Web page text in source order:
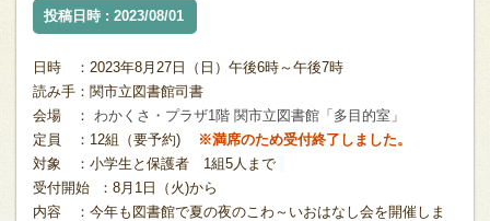
投稿日時 : 2023/08/01
日時 ：2023年8月27日（日）午後6時～午後7時
読み手：関市立図書館司書
会場 ： わかくさ・プラザ1階 関市立図書館「多目的室」
定員 ：12組（要予約)
※満席のため受付終了しました。
対象 ：小学生と保護者 1組5人まで
受付開始 ：8月1日（火)から
内容 ：今年も図書館で夏の夜のこわ～いおはなし会を開催しま